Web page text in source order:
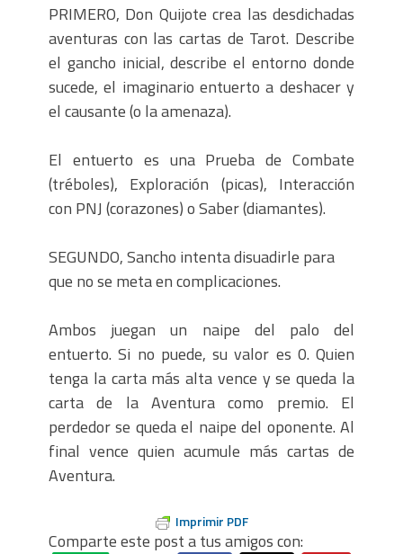
PRIMERO, Don Quijote crea las desdichadas
aventuras con las cartas de Tarot. Describe
el gancho inicial, describe el entorno donde
sucede, el imaginario entuerto a deshacer y
el causante (o la amenaza).
El entuerto es una Prueba de Combate
(tréboles), Exploración (picas), Interacción
con PNJ (corazones) o Saber (diamantes).
SEGUNDO, Sancho intenta disuadirle para
que no se meta en complicaciones.
Ambos juegan un naipe del palo del
entuerto. Si no puede, su valor es 0. Quien
tenga la carta más alta vence y se queda la
carta de la Aventura como premio. El
perdedor se queda el naipe del oponente. Al
final vence quien acumule más cartas de
Aventura.
Imprimir PDF
Comparte este post a tus amigos con: